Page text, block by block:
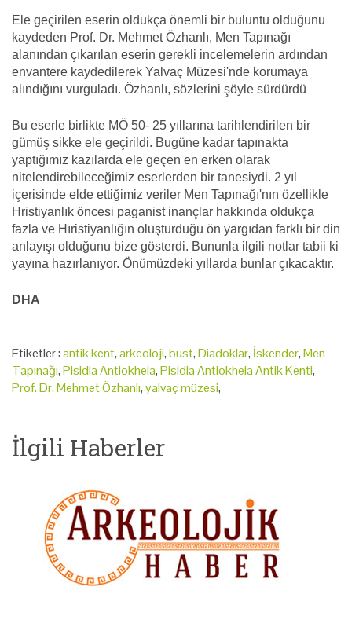
Ele geçirilen eserin oldukça önemli bir buluntu olduğunu
kaydeden Prof. Dr. Mehmet Özhanlı, Men Tapınağı
alanından çıkarılan eserin gerekli incelemelerin ardından
envantere kaydedilerek Yalvaç Müzesi'nde korumaya
alındığını vurguladı. Özhanlı, sözlerini şöyle sürdürdü
Bu eserle birlikte MÖ 50- 25 yıllarına tarihlendirilen bir
gümüş sikke ele geçirildi. Bugüne kadar tapınakta
yaptığımız kazılarda ele geçen en erken olarak
nitelendirebileceğimiz eserlerden bir tanesiydi. 2 yıl
içerisinde elde ettiğimiz veriler Men Tapınağı'nın özellikle
Hristiyanlık öncesi paganist inançlar hakkında oldukça
fazla ve Hıristiyanlığın oluşturduğu ön yargıdan farklı bir din
anlayışı olduğunu bize gösterdi. Bununla ilgili notlar tabii ki
yayına hazırlanıyor. Önümüzdeki yıllarda bunlar çıkacaktır.
DHA
Etiketler :antik kent,arkeoloji,büst,Diadoklar, İskender,Men
Tapınağı,Pisidia Antiokheia,Pisidia Antiokheia Antik Kenti,
Prof. Dr. Mehmet Özhanlı,yalvaç müzesi,
İlgili Haberler